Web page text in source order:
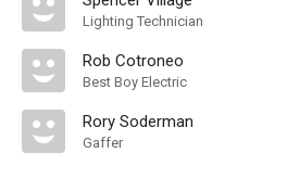
Lighting Technician
Rob Cotroneo
Best Boy Electric
Rory Soderman
Gaffer